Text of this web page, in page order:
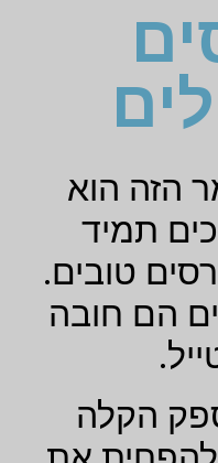
הזה הוא
תמיד
טובים.
הם חובה
הקלה